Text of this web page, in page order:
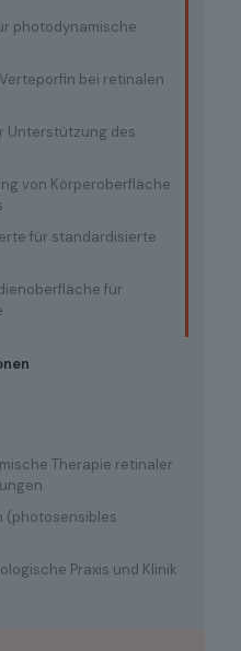
photodynamische
bei retinalen
Unterstützung des
von Körperoberfläche
für standardisierte
für
Therapie retinaler
(photosensibles
Praxis und Klinik